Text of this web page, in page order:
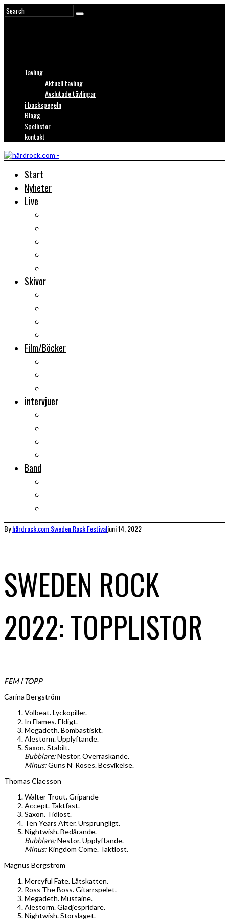
Tävling
Aktuell tävling
Avslutade tävlingar
i backspegeln
Blogg
Spellistor
kontakt
Start
Nyheter
Live
Skivor
Film/Böcker
intervjuer
Band
Byhårdrock.comSweden Rock Festivaljuni 14, 2022
SWEDEN ROCK
2022: TOPPLISTOR
FEM I TOPP
Carina Bergström
Volbeat. Lyckopiller.
In Flames. Eldigt.
Megadeth. Bombastiskt.
Alestorm. Upplyftande.
Saxon. Stabilt.
Bubblare:Nestor. Överraskande.
Minus:Guns N’ Roses. Besvikelse.
Thomas Claesson
Walter Trout. Gripande
Accept. Taktfast.
Saxon. Tidlöst.
Ten Years After. Ursprungligt.
Nightwish. Bedårande.
Bubblare:Nestor. Upplyftande.
Minus: Kingdom Come. Taktlöst.
Magnus Bergström
Mercyful Fate. Låtskatten.
Ross The Boss. Gitarrspelet.
Megadeth. Mustaine.
Alestorm. Glädjespridare.
Nightwish. Storslaget.